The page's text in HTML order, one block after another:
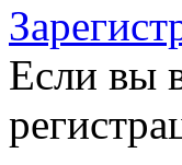
Если вы